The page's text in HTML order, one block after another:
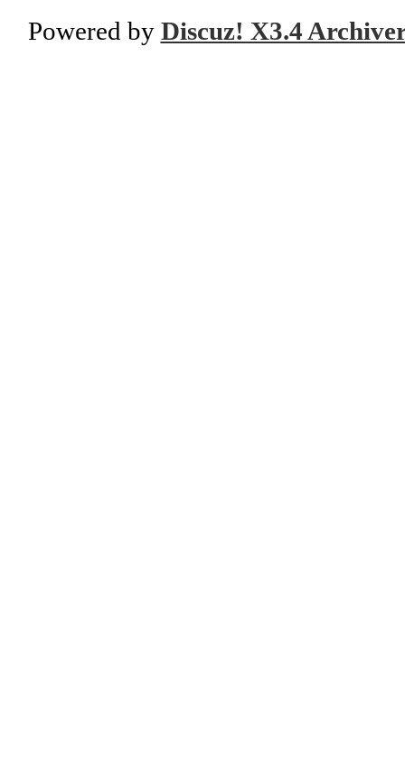
Powered by Discuz! X3.4